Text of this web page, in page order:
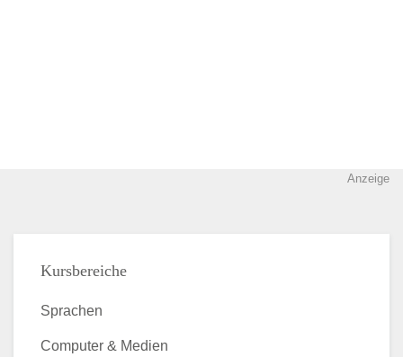
Anzeige
Kursbereiche
Sprachen
Computer & Medien